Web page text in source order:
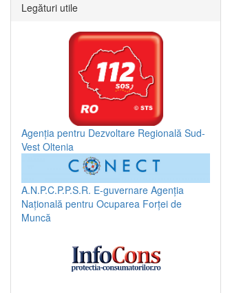
Legături utile
Agenția pentru Dezvoltare Regională Sud-
Vest Oltenia
A.N.P.C.P.P.S.R. E-guvernare Agenția
Națională pentru Ocuparea Forței de
Muncă